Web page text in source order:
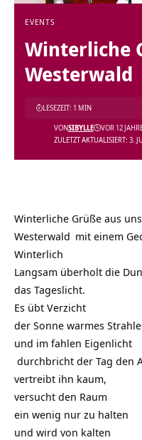
EVENTS
Winterliche
Westerwald
ZULETZT AKTUALISIERT: 3.
VONSIBYLLE VOR 12
LESEZEIT: 1 MIN
Winterliche Grüße aus
Westerwald mit einem
Winterlich
Langsam überholt die
das Tageslicht.
Es übt Verzicht
der Sonne warmes
und im fahlen Eigenlicht
durchbricht der Tag den
vertreibt ihn kaum,
versucht den Raum
ein wenig nur zu halten
und wird von kalten